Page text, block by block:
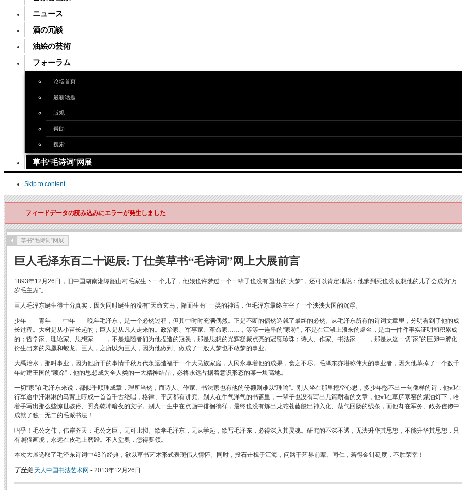
ニュース
酒の冗談
油絵の芸術
フォーラム
论坛首页
最新话题
版规
帮助
搜索
草书“毛诗词”网展
Skip to content
フィードデータの読み込みにエラーが発生しました
草书“毛诗词”网展
巨人毛泽东百二十诞辰: 丁仕美草书“毛诗词”网上大展前言
1893年12月26日，旧中国湖南湘谭韶山村毛家生下一个儿子，他娘也许梦过一个一辈子也没有圆出的“大梦”，还可以肯定地说：他爹到死也没敢想他的儿子会成为“万
岁毛主席”。
巨人毛泽东诞生得十分真实，因为同时诞生的没有“天命玄鸟，降而生商” 一类的神话，但毛泽东最终主宰了一个泱泱大国的沉浮。
少年——青年——中年——晚年毛泽东，是一个必然过程，但其中时时充满偶然。正是不断的偶然造就了最终的必然。从毛泽东所有的诗词文章里，分明看到了他的成
长过程。大树是从小苗长起的；巨人是从凡人走来的。政治家、军事家、革命家……，等等一连串的“家称”，不是在江湖上浪来的虚名，是由一件件事实证明和积累成
的；哲学家、理论家、思想家……，不是追随者们为他捏造的冠冕，那是思想的光辉凝聚点亮的冠额珍珠；诗人、作家、书法家……，那是从这一切“家”的巨卵中孵化
衍生出来的凤凰和蛟龙。巨人，之所以为巨人，因为他做到、做成了一般人梦也不敢梦的事业。
大禹治水，那叫事业，因为他所干的事情千秋万代永远造福于一个大民族家庭，人民永享着他的成果，食之不尽。毛泽东亦堪称伟大的事业者，因为他革掉了一个数千
年封建王国的“顽命”，他的思想成为全人类的一大精神结晶，必将永远占据着意识形态的某一块高地。
一切“家”在毛泽东来说，都似乎顺理成章，理所当然，而诗人、作家、书法家也有他的份额则难以“理喻”。别人坐在那里挖空心思，多少年憋不出一句像样的诗，他却在
行军途中汗淋淋的马背上哼成一首首千古绝唱，格律、平仄都有讲究。别人在牛气洋气的书斋里，一辈子也没有写出几篇耐看的文章，他却在草庐寒窑的煤油灯下，哈
着手写出那么些惊世骇俗、照亮乾坤暗夜的文字。别人一生中在点画中徘徊徜徉，最终也没有炼出龙蛇苍藤般出神入化、荡气回肠的线条，而他却在军务、政务倥偬中
成就了独一无二的毛派书法！
呜乎！毛公之伟，伟岸齐天；毛公之巨，无可比拟。欲学毛泽东，无从学起，欲写毛泽东，必得深入其灵魂。研究的不深不透，无法升华其思想，不能升华其思想，只
有照猫画虎，永远在皮毛上磨蹭。不入堂奥，怎得要领。
本次大展选取了毛泽东诗词中43首经典，欲以草书艺术形式表现伟人情怀。同时，投石击楫于江海，问路于艺界前辈、同仁，若得金针砭度，不胜荣幸！
丁仕美 天人中国书法艺术网 - 2013年12月26日